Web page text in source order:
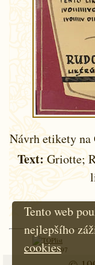
Návrh etikety
Text: Griotte;
Od roku 1997
Tento web
nejlepšího
cookies